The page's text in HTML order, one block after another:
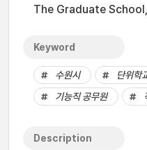
The Graduate
Keyword
수원시 단위학
기능직 공무원
Description